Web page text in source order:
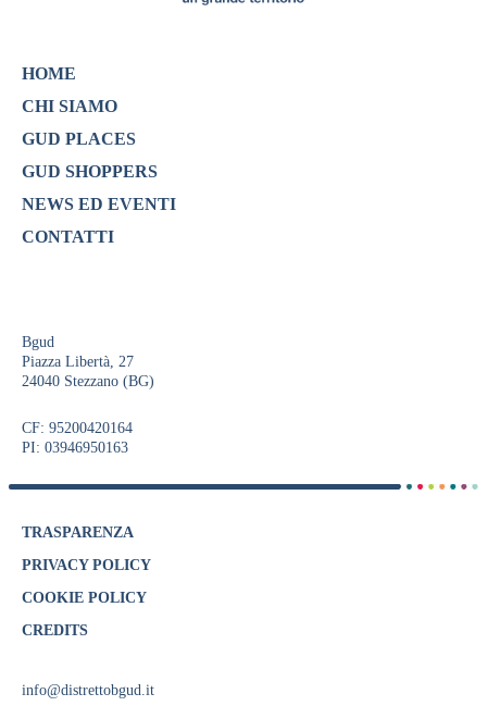
HOME
CHI SIAMO
GUD PLACES
GUD SHOPPERS
NEWS ED EVENTI
CONTATTI
Bgud
Piazza Libertà, 27
24040 Stezzano (BG)
CF: 95200420164
PI: 03946950163
TRASPARENZA
PRIVACY POLICY
COOKIE POLICY
CREDITS
info@distrettobgud.it